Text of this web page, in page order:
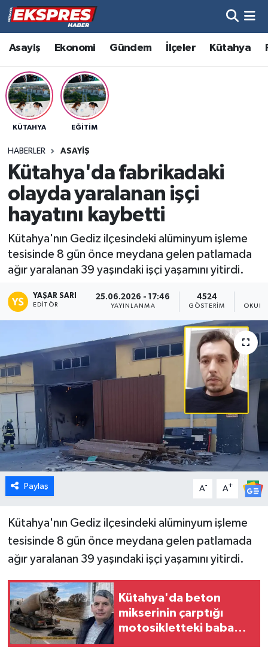
Asayiş Ekonomi Gündem İlçeler Kütahya
KÜTAHYA EĞITIM
HABERLER ASAYIŞ
Kütahya'da fabrikadaki
olayda yaralanan işçi
hayatını kaybetti
Kütahya'nın Gediz ilçesindeki alüminyum işleme
tesisinde 8 gün önce meydana gelen patlamada
ağır yaralanan 39 yaşındaki işçi yaşamını yitirdi.
YAŞAR SARI
EDITÖR
25.06.2026 - 17:46
YAYINLANMA
4524
GÖSTERIM
Paylaş A- A+
Kütahya'nın Gediz ilçesindeki alüminyum işleme
tesisinde 8 gün önce meydana gelen patlamada
ağır yaralanan 39 yaşındaki işçi yaşamını yitirdi.
Kütahya'da beton
mikserinin çarptığı
motosikletteki baba
Altıntaş
Asayiş
Aslanapa
Bölge
Çavdarhisar
Dumlupınar
Dünya
Eğitim
Ekonomi
Emet
Foto Galeri
Gediz
Genel
Hisarcık
İlçeler
Köşe Yazıları
Kültür Sanat
Hava Durumu
Trafik Durumu
Süper Lig Puan Durumu ve Fikstür
Son Dakika Haberleri
Haber Arşivi